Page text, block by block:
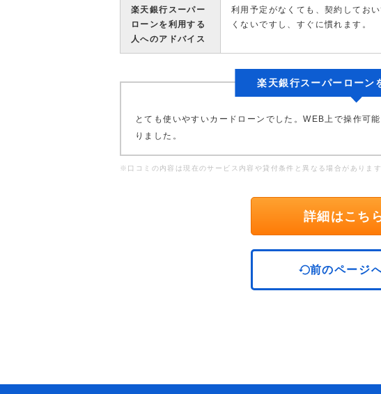
楽天銀行スーパー
ローンを利用する
人へのアドバイス
利用予定がなくても、契約してお
くないですし、すぐに慣れます。
楽天銀行スーパーローン
とても使いやすいカードローンでした。WEB上で操作可
りました。
※口コミの内容は現在のサービス内容や貸付条件と異なる場合があります
詳細はこち
前のページ